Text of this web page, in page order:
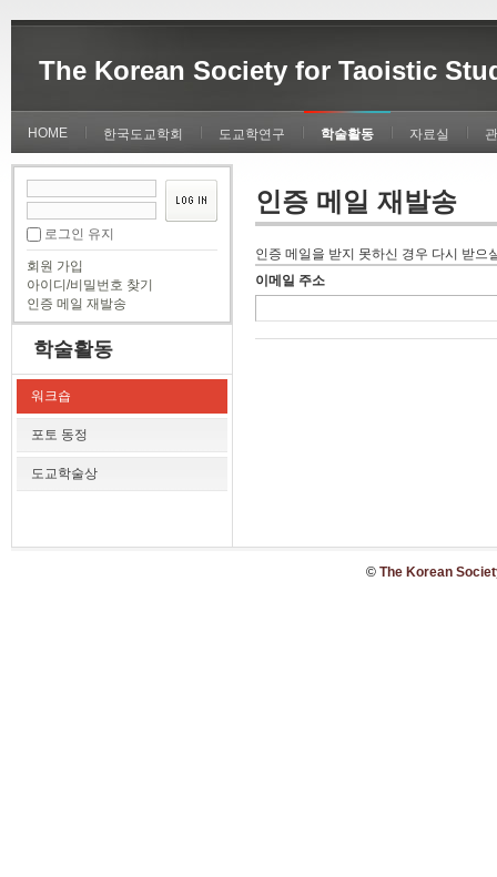
The Korean Society for Taoistic
HOME 한국도교학회 도교학연구 학술활동 자료실
로그인 유지
회원 가입
아이디/비밀번호 찾기
인증 메일 재발송
학술활동
워크숍
포토 동정
도교학술상
인증 메일 재발송
인증 메일을 받지 못하신 경우 다시 받으
이메일 주소
© The Korean